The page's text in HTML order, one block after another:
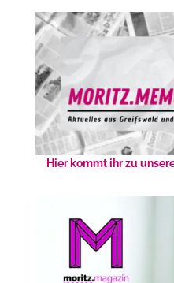
Hier kommt ihr zu